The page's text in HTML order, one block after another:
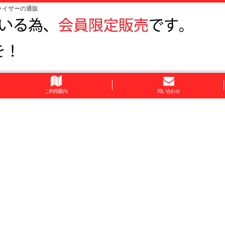
ザーの通販
ご利用案内 問い合わせ